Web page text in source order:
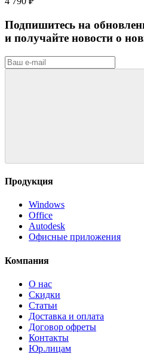
Подпишитесь на
и получайте новости о
Продукция
Windows
Office
Autodesk
Офисные приложения
Компания
О нас
Скидки
Статьи
Доставка и оплата
Договор офреты
Контакты
Юр.лицам